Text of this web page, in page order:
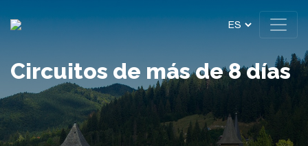
Circuitos de más de 8 días